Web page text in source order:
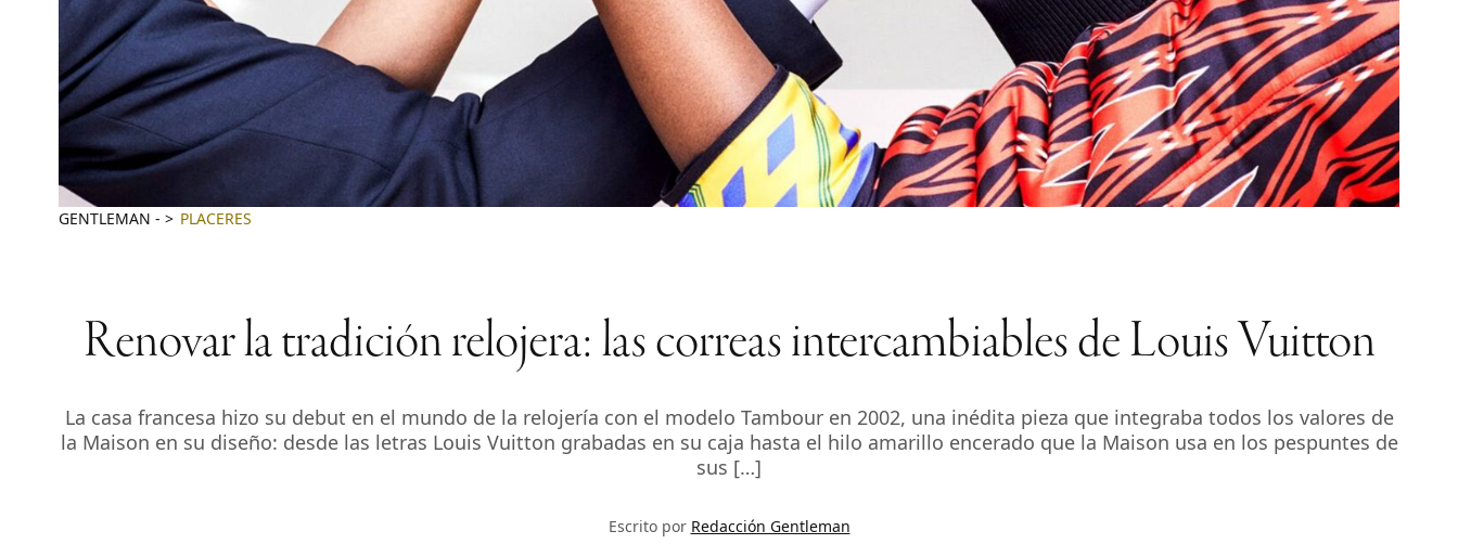
GENTLEMAN - PLACERES
Renovar la tradición relojera: las correas intercambiables de Louis Vuitton
La casa francesa hizo su debut en el mundo de la relojería con el modelo Tambour en 2002, una inédita pieza que integraba todos los valores de
la Maison en su diseño: desde las letras Louis Vuitton grabadas en su caja hasta el hilo amarillo encerado que la Maison usa en los pespuntes de
sus […]
Escrito por Redacción Gentleman